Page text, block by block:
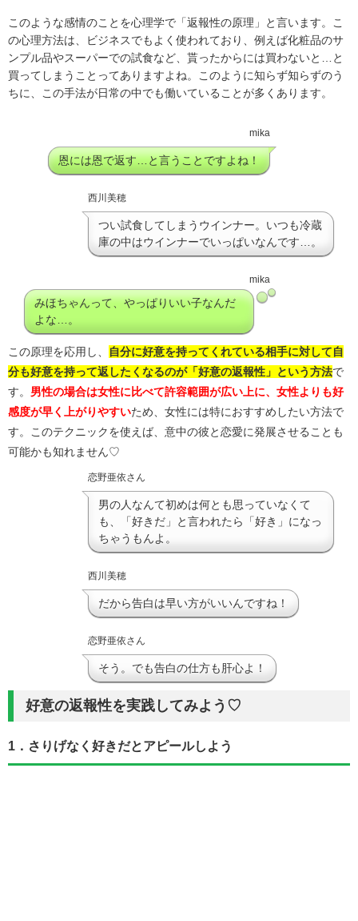
このような感情のことを心理学で「返報性の原理」と言います。こ
の心理方法は、ビジネスでもよく使われており、例えば化粧品のサ
ンプル品やスーパーでの試食など、貰ったからには買わないと…と
買ってしまうことってありますよね。このように知らず知らずのう
ちに、この手法が日常の中でも働いていることが多くあります。
mika
恩には恩で返す…と言うことですよね！
西川美穂
つい試食してしまうウインナー。いつも冷蔵
庫の中はウインナーでいっぱいなんです…。
mika
みほちゃんって、やっぱりいい子なんだ
よな…。
この原理を応用し、
自分に好意を持ってくれている相手に対して自
分も好意を持って返したくなるのが「好意の返報性」という方法で
す。 男性の場合は女性に比べて許容範囲が広い上に、女性よりも好
感度が早く上がりやすいため、女性には特におすすめしたい方法で
す。このテクニックを使えば、意中の彼と恋愛に発展させることも
可能かも知れません♡
恋野亜依さん
男の人なんて初めは何とも思っていなくて
も、「好きだ」と言われたら「好き」になっ
ちゃうもんよ。
西川美穂
だから告白は早い方がいいんですね！
恋野亜依さん
そう。でも告白の仕方も肝心よ！
好意の返報性を実践してみよう♡
1．さりげなく好きだとアピールしよう